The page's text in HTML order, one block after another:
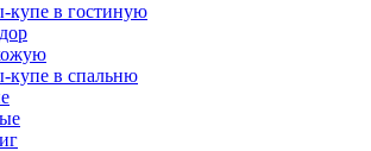
в гостиную
в спальню